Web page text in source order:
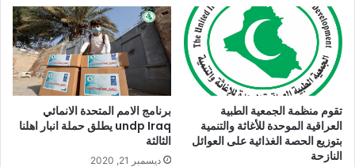
تقوم منظمة الجمعية الطبية
العراقية الموحدة للأغاثة والتنمية
بتوزيع الحصة الغذائية على العوائل
النازحة
برنامج الامم المتحدة الانمائي
undp Iraq يطلق حملة انبار اهلنا
الثالثة
ديسمبر 21, 2020